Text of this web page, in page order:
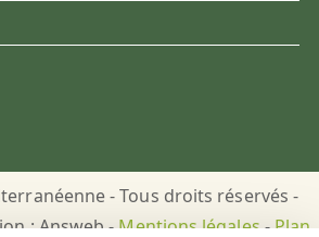
- Tous droits réservés -
: Answeb -Mentions légales-Plan